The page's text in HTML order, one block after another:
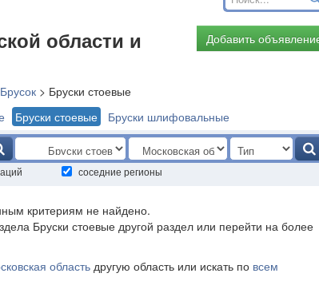
области и Добавить
Брусок > Бруски стоевые
Бруски стоевые Бруски шлифовальные
соседние регионы
критериям не найдено.
Бруски стоевые другой раздел или перейти на более
областьдругую область или искать по всем